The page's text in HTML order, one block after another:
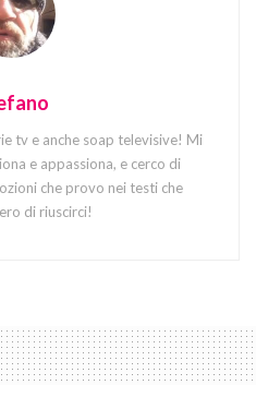
tv e anche soap televisive! Mi
e appassiona, e cerco di
che provo nei testi che
di riuscirci!